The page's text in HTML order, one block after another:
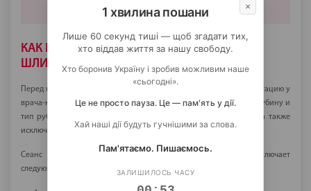
КАК ПРОХОДИТ ПРОЦЕДУРА ЛАЗЕРНОЙ
ШЛИФОВКИ?
Перед началом лечения пациент обязательно проходит консультацию у
врача-комбустиолога Центра. Специалист оценивает размер, глубину и
тип рубцовой ткани, состояние прилегающих мягких тканей, а также
исключает возможные противопоказания к процедуре.
Сеанс проводится строго по медицинскому протоколу и включает
следующие этапы:
×
1 хвилина пошани
Лише 60 секунд тиші — щоб згадати тих,
хто віддав життя за нашу свободу.
Хто боронив Україну і зробив можливим наше
«сьогодні».
Це не просто пауза. Це — пам'ять у дії.
Хай наші дії будуть гучнішими за слова.
Пам'ятаємо. Пишаємось.
ЗАЛИШИЛОСЬ ЧАСУ